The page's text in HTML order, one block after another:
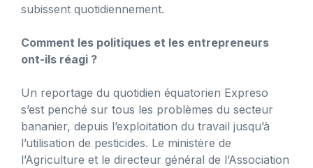
subissent quotidiennement.
Comment les politiques et les entrepreneurs
ont-ils réagi ?
Un reportage du quotidien équatorien Expreso
s’est penché sur tous les problèmes du secteur
bananier, depuis l’exploitation du travail jusqu’à
l’utilisation de pesticides. Le ministère de
l’Agriculture et le directeur général de l’Association